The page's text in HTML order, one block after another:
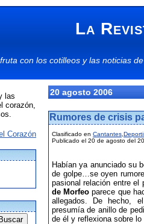
La
con los cotilleosy las noticias
las
corazón,
Corazón
20 agosto 2006
Rumores de crisis
Clasificado en Cantantes
Publicado el 20 de agosto del
Habían ya anunciado su
de golpe…se oyen
pasional relación entre el
de Morfeoparece que
allegados. De hecho,
presumía de anillo de
de él y reflexiona sobre lo